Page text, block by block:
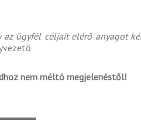
ügyfél céljait elérő anyagot
nem méltó megjelenéstől!